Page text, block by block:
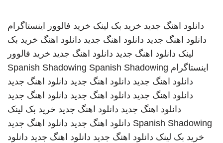
دانلود اهنگ جدید خرید بک لینک خرید فالوور اینستاگرام
دانلود اهنگ جدید دانلود اهنگ جدید دانلود اهنگ خرید بک
لینک دانلود اهنگ جدید دانلود اهنگ جدید خرید فالوور
اینستاگرام
Spanish Shadowing Spanish Shadowing
دانلود اهنگ جدید دانلود اهنگ جدید دانلود اهنگ جدید
دانلود اهنگ جدید دانلود اهنگ جدید دانلود اهنگ جدید
دانلود اهنگ جدید دانلود اهنگ جدید خرید بک لینک
Spanish Shadowing دانلود اهنگ جدید دانلود اهنگ جدید
خرید بک لینک دانلود اهنگ جدید دانلود اهنگ جدید دانلود